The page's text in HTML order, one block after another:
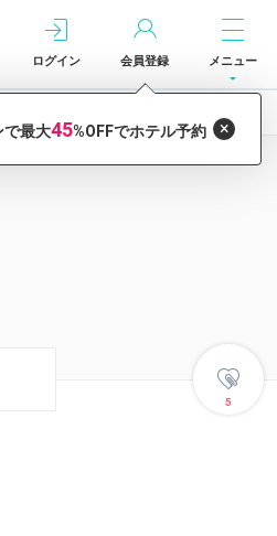
ログイン 会員登録 メニュー
5